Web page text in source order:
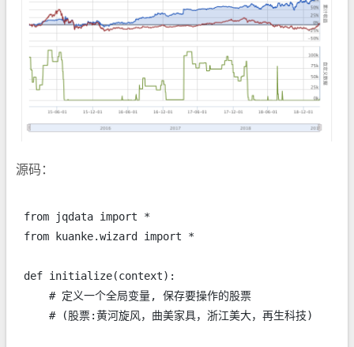
源码：
from jqdata import *
from kuanke.wizard import *
def initialize(context):
# 定义一个全局变量, 保存要操作的股票
# (股票:黄河旋风，曲美家具，浙江美大，再生科技)